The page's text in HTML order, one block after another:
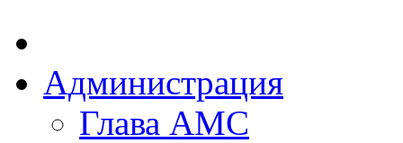
Администрация
Глава АМС